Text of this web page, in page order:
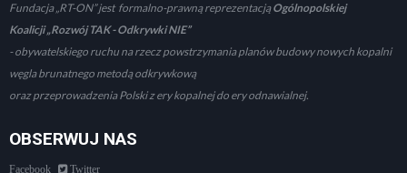
Fundacja „RT-ON” jest formalno-prawną reprezentacjąOgólnopolskiej
Koalicji „Rozwój TAK - Odkrywki NIE”
- obywatelskiego ruchu na rzecz powstrzymania planów budowy nowych kopalni
węgla brunatnego metodą odkrywkową
oraz przeprowadzenia Polski z ery kopalnej do ery odnawialnej.
OBSERWUJ NAS
Facebook Twitter